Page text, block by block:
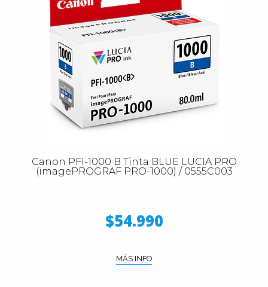
Canon PFI-1000 B Tinta BLUE LUCIA PRO
(imagePROGRAF PRO-1000) / 0555C003
$54.990
MÁS INFO